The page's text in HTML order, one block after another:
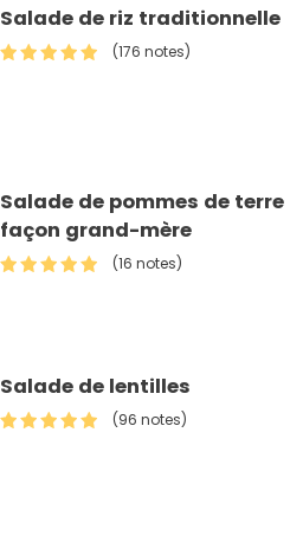
Salade de riz traditionnelle
(176 notes)
Salade de pommes de terre
façon grand-mère
(16 notes)
Salade de lentilles
(96 notes)